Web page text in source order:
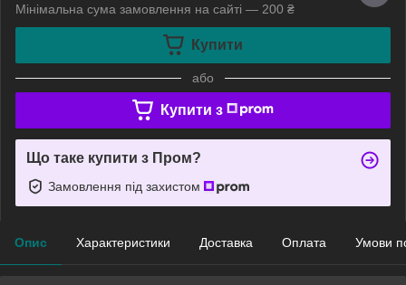
Мінімальна сума замовлення на сайті — 200 ₴
Купити
або
Купити з
Що таке купити з Пром?
Замовлення під захистом
Опис Характеристики Доставка Оплата Умови